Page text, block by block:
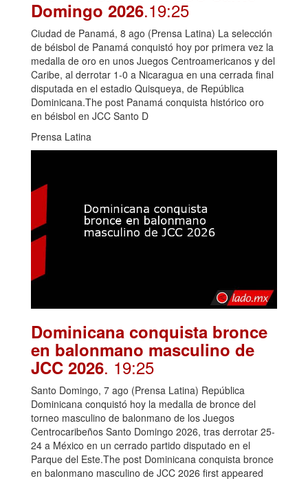
Domingo 2026.19:25
Ciudad de Panamá, 8 ago (Prensa Latina) La selección
de béisbol de Panamá conquistó hoy por primera vez la
medalla de oro en unos Juegos Centroamericanos y del
Caribe, al derrotar 1-0 a Nicaragua en una cerrada final
disputada en el estadio Quisqueya, de República
Dominicana.The post Panamá conquista histórico oro
en béisbol en JCC Santo D
Prensa Latina
Dominicana conquista bronce
en balonmano masculino de
JCC 2026. 19:25
Santo Domingo, 7 ago (Prensa Latina) República
Dominicana conquistó hoy la medalla de bronce del
torneo masculino de balonmano de los Juegos
Centrocaribeños Santo Domingo 2026, tras derrotar 25-
24 a México en un cerrado partido disputado en el
Parque del Este.The post Dominicana conquista bronce
en balonmano masculino de JCC 2026 first appeared